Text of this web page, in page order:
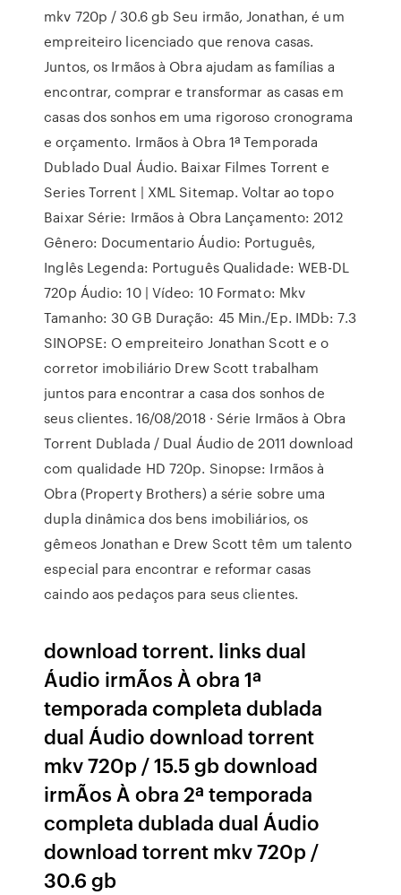
mkv 720p / 30.6 gb Seu irmão, Jonathan, é um
empreiteiro licenciado que renova casas.
Juntos, os Irmãos à Obra ajudam as famílias a
encontrar, comprar e transformar as casas em
casas dos sonhos em uma rigoroso cronograma
e orçamento. Irmãos à Obra 1ª Temporada
Dublado Dual Áudio. Baixar Filmes Torrent e
Series Torrent | XML Sitemap. Voltar ao topo
Baixar Série: Irmãos à Obra Lançamento: 2012
Gênero: Documentario Áudio: Português,
Inglês Legenda: Português Qualidade: WEB-DL
720p Áudio: 10 | Vídeo: 10 Formato: Mkv
Tamanho: 30 GB Duração: 45 Min./Ep. IMDb: 7.3
SINOPSE: O empreiteiro Jonathan Scott e o
corretor imobiliário Drew Scott trabalham
juntos para encontrar a casa dos sonhos de
seus clientes. 16/08/2018 · Série Irmãos à Obra
Torrent Dublada / Dual Áudio de 2011 download
com qualidade HD 720p. Sinopse: Irmãos à
Obra (Property Brothers) a série sobre uma
dupla dinâmica dos bens imobiliários, os
gêmeos Jonathan e Drew Scott têm um talento
especial para encontrar e reformar casas
caindo aos pedaços para seus clientes.
download torrent. links dual
Áudio irmÃos À obra 1ª
temporada completa dublada
dual Áudio download torrent
mkv 720p / 15.5 gb download
irmÃos À obra 2ª temporada
completa dublada dual Áudio
download torrent mkv 720p /
30.6 gb